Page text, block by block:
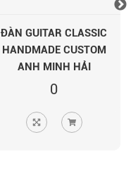
ĐÀN GUITAR CLASSIC
HANDMADE CUSTOM
ANH MINH HẢI
0